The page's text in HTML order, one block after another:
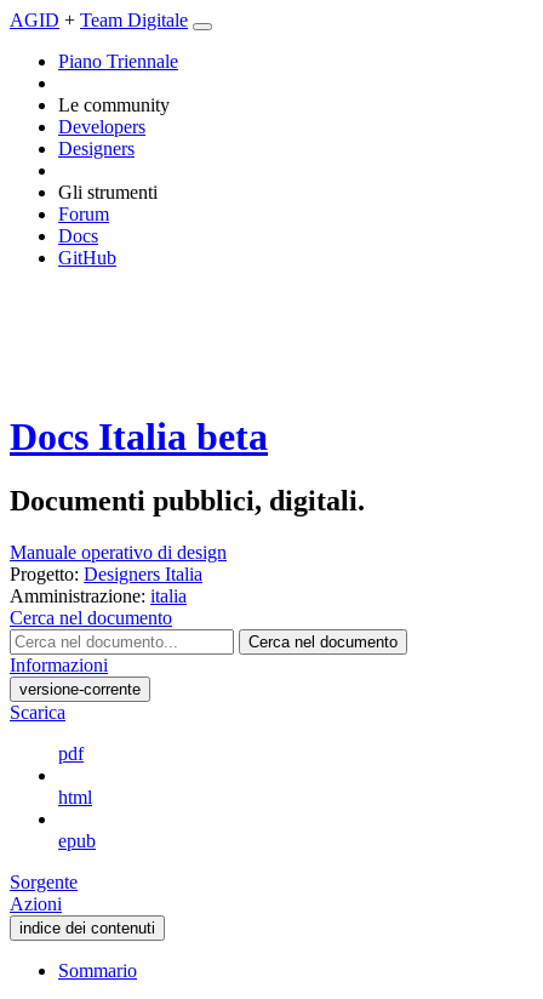
AGID + Team Digitale
Piano Triennale
Le community
Developers
Designers
Gli strumenti
Forum
Docs
GitHub
Docs Italia beta
Documenti pubblici, digitali.
Manuale operativo di design
Progetto: Designers Italia
Amministrazione: italia
Cerca nel documento
Cerca nel documento
Informazioni
versione-corrente
Scarica
pdf
html
epub
Sorgente
Azioni
indice dei contenuti
Sommario